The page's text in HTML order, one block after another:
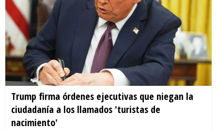
Trump firma órdenes ejecutivas que niegan la
ciudadanía a los llamados 'turistas de
nacimiento'